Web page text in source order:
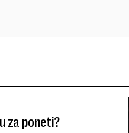
za poneti?